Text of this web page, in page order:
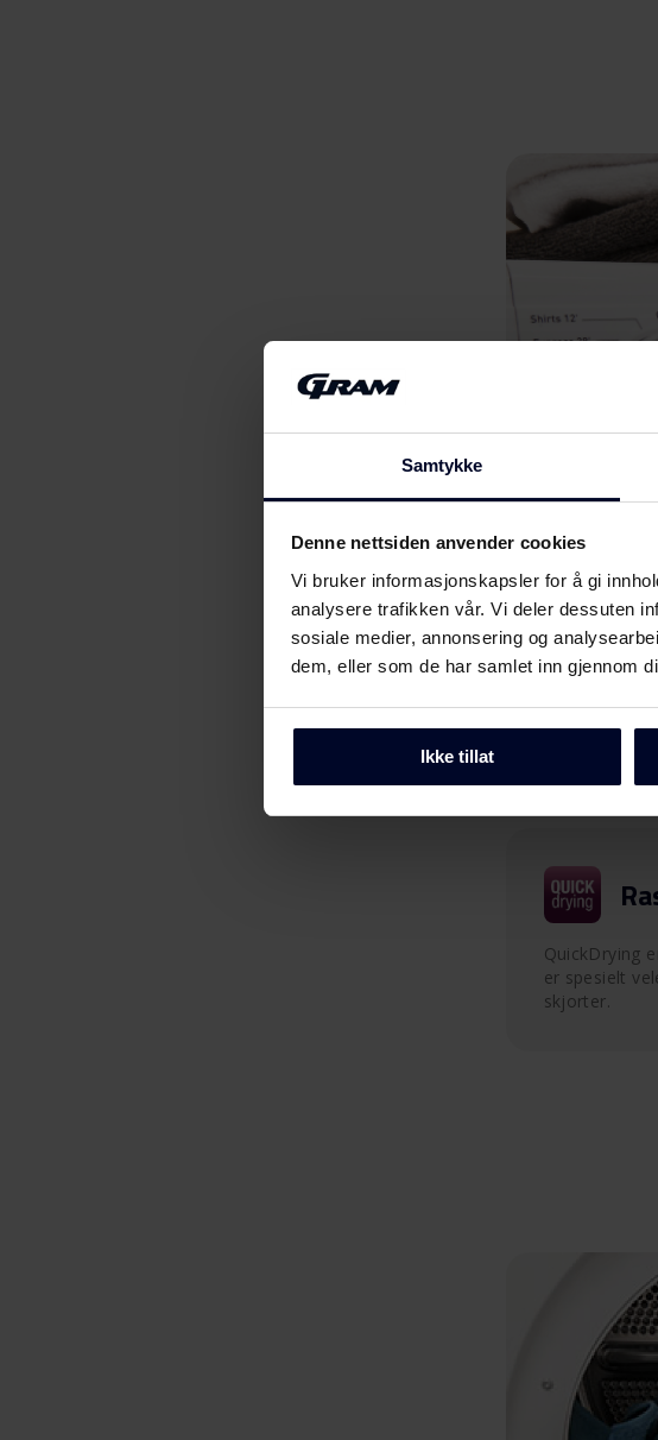
Samtykke
Denne nettsiden anvender cookies
Vi bruker informasjonskapsler for å gi
analysere trafikken vår. Vi deler dessuten
sosiale medier, annonsering og
dem, eller som de har samlet inn gjennom
Ikke tillat
QuickDrying
er spesielt
skjorter.